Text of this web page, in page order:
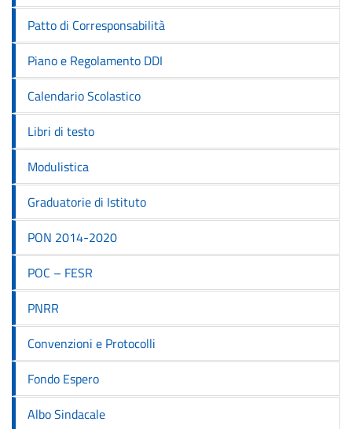
Patto di Corresponsabilità
Piano e Regolamento DDI
Calendario Scolastico
Libri di testo
Modulistica
Graduatorie di Istituto
PON 2014-2020
POC – FESR
PNRR
Convenzioni e Protocolli
Fondo Espero
Albo Sindacale